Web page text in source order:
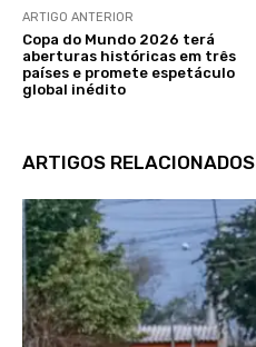
ARTIGO ANTERIOR
Copa do Mundo 2026 terá
aberturas históricas em três
países e promete espetáculo
global inédito
ARTIGOS RELACIONADOS